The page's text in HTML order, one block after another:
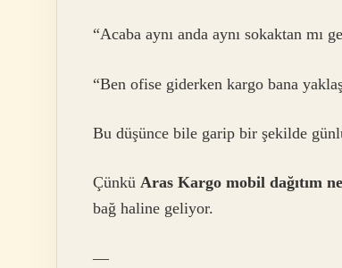
“Acaba aynı anda aynı sokaktan mı
“Ben ofise giderken kargo bana
Bu düşünce bile garip bir şekilde
Çünkü Aras Kargo mobil dağıtım
bağ haline geliyor.
—